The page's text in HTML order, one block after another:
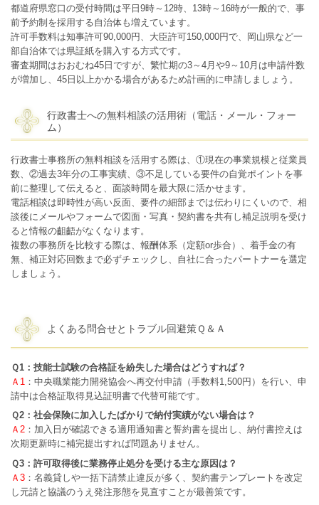
都道府県窓口の受付時間は平日9時～12時、13時～16時が一般的で、事
前予約制を採用する自治体も増えています。
許可手数料は知事許可90,000円、大臣許可150,000円で、岡山県など一
部自治体では県証紙を購入する方式です。
審査期間はおおむね45日ですが、繁忙期の3～4月や9～10月は申請件数
が増加し、45日以上かかる場合があるため計画的に申請しましょう。
行政書士への無料相談の活用術（電話・メール・フォー
ム）
行政書士事務所の無料相談を活用する際は、①現在の事業規模と従業員
数、②過去3年分の工事実績、③不足している要件の自覚ポイントを事
前に整理して伝えると、面談時間を最大限に活かせます。
電話相談は即時性が高い反面、要件の細部までは伝わりにくいので、相
談後にメールやフォームで図面・写真・契約書を共有し補足説明を受け
ると情報の齟齬がなくなります。
複数の事務所を比較する際は、報酬体系（定額or歩合）、着手金の有
無、補正対応回数まで必ずチェックし、自社に合ったパートナーを選定
しましょう。
よくある問合せとトラブル回避策Ｑ＆Ａ
Ｑ1：技能士試験の合格証を紛失した場合はどうすれば？
Ａ1 ：中央職業能力開発協会へ再交付申請（手数料1,500円）を行い、申
請中は合格証取得見込証明書で代替可能です。
Ｑ2：社会保険に加入したばかりで納付実績がない場合は？
Ａ2 ：加入日が確認できる適用通知書と誓約書を提出し、納付書控えは
次期更新時に補完提出すれば問題ありません。
Ｑ3：許可取得後に業務停止処分を受ける主な原因は？
Ａ3 ：名義貸しや一括下請禁止違反が多く、契約書テンプレートを改定
し元請と協議のうえ発注形態を見直すことが最善策です。